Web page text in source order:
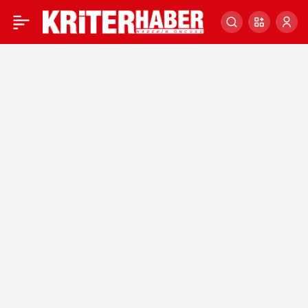
ÖSYM, pazar günü 6 bin 0